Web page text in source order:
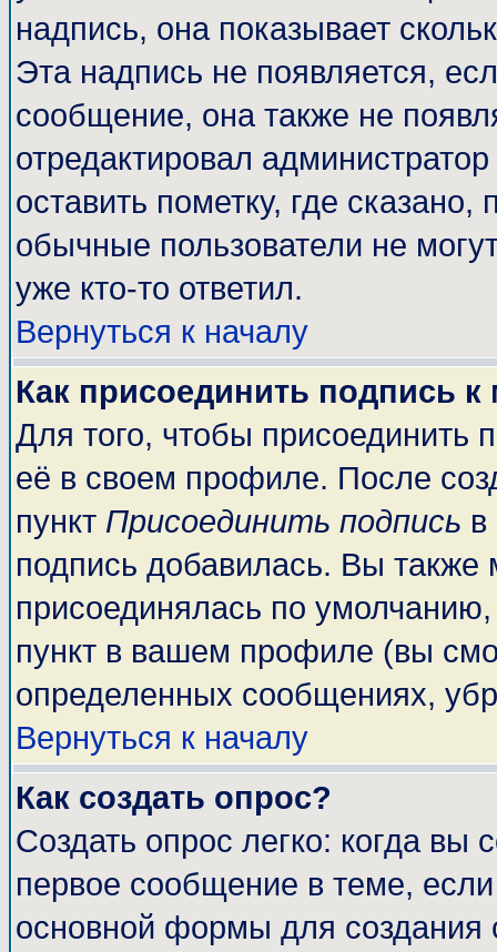
надпись, она показывает
Эта надпись не появляется,
сообщение, она также не
отредактировал
оставить пометку, где
обычные пользователи не
уже кто-то ответил.
Вернуться к началу
Как присоединить подпись
Для того, чтобы присоединить
её в своем профиле. После
пункт Присоединить подпись
подпись добавилась. Вы также
присоединялась по
пункт в вашем профиле (вы
определенных сообщениях,
Вернуться к началу
Как создать опрос?
Создать опрос легко: когда вы
первое сообщение в теме,
основной формы для